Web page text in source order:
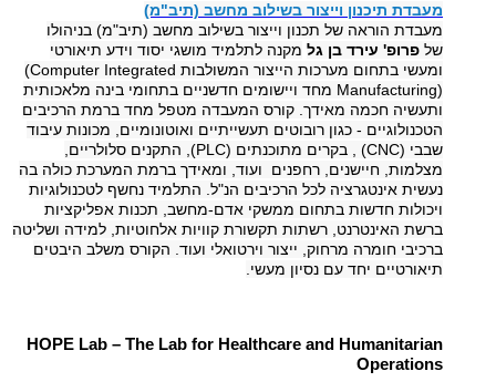
מעבדת תיכנון וייצור בשילוב מחשב (תיב"מ)
מעבדת הוראה של תכנון וייצור בשילוב מחשב (תיב"מ) בניהולו
של פרופ' עירד בן גל מקנה לתלמיד מושגי יסוד וידע תיאורטי
ומעשי בתחום מערכות הייצור המשולבות (Computer Integrated
Manufacturing) מחד ויישומים חדשניים בתחומי בינה מלאכותית
ותעשיה חכמה מאידך. קורס המעבדה מטפל מחד ברמת הרכיבים
הטכנולוגיים - כגון רובוטים תעשייתיים ואוטונומיים, מכונות עיבוד
שבבי , (CNC) בקרים מתוכנתים (PLC) , התקנים סלולריים,
מצלמות, חיישנים, רחפנים ועוד, ומאידך ברמת המערכת כולה בה
נעשית אינטגרציה לכל הרכיבים הנ"ל. התלמיד נחשף לטכנולוגיות
ויכולות חדשות בתחום ממשקי אדם-מחשב, תכנות אפליקציות
ברשת האינטרנט, רשתות תקשורת קוויות אלחוטיות, למידה ושליטה
ברכיבי חומרה מרחוק, ייצור וירטואלי ועוד הקורס משלב היבטים
תיאורטיים יחד עם נסיון מעשי.
HOPE Lab – The Lab for Healthcare and Humanitarian
Operations